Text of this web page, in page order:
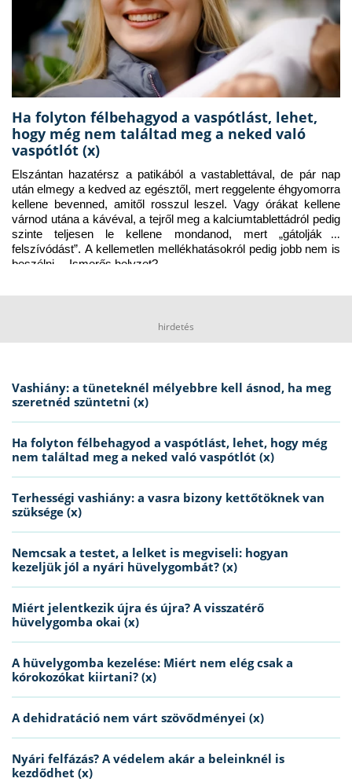
Ha folyton félbehagyod a vaspótlást, lehet,
hogy még nem találtad meg a neked való
vaspótlót (x)
Elszántan hazatérsz a patikából a vastablettával, de pár nap
után elmegy a kedved az egésztől, mert reggelente éhgyomorra
kellene bevenned, amitől rosszul leszel. Vagy órákat kellene
várnod utána a kávéval, a tejről meg a kalciumtablettádról pedig
szinte teljesen le kellene mondanod, mert „gátolják a
felszívódást”. A kellemetlen mellékhatásokról pedig jobb nem is
beszélni… Ismerős helyzet?
hirdetés
Vashiány: a tüneteknél mélyebbre kell ásnod, ha meg
szeretnéd szüntetni (x)
Ha folyton félbehagyod a vaspótlást, lehet, hogy még
nem találtad meg a neked való vaspótlót (x)
Terhességi vashiány: a vasra bizony kettőtöknek van
szüksége (x)
Nemcsak a testet, a lelket is megviseli: hogyan
kezeljük jól a nyári hüvelygombát? (x)
Miért jelentkezik újra és újra? A visszatérő
hüvelygomba okai (x)
A hüvelygomba kezelése: Miért nem elég csak a
kórokozókat kiirtani? (x)
A dehidratáció nem várt szövődményei (x)
Nyári felfázás? A védelem akár a beleinknél is
kezdődhet (x)